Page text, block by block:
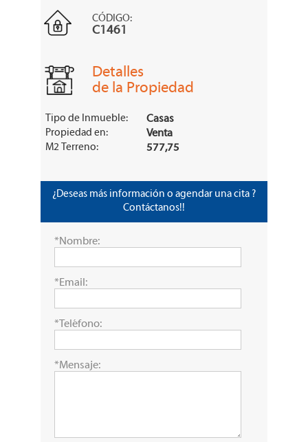
CÓDIGO:
C1461
Detalles
de la Propiedad
Tipo de Inmueble: Casas
Propiedad en: Venta
M2 Terreno: 577,75
¿Deseas más información o agendar una cita ?
Contáctanos!!
*Nombre:
*Email:
*Teléfono:
*Mensaje: